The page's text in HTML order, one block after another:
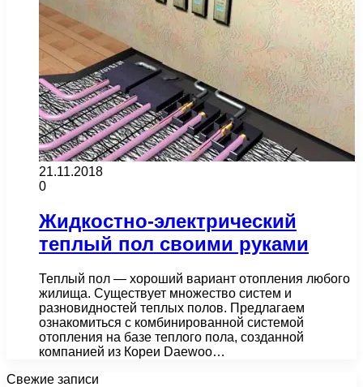
21.11.2018
0
Жидкостно-электрический
теплый пол своими руками
Теплый пол — хороший вариант отопления любого
жилища. Существует множество систем и
разновидностей теплых полов. Предлагаем
ознакомиться с комбинированной системой
отопления на базе теплого пола, созданной
компанией из Кореи Daewoo…
Свежие записи